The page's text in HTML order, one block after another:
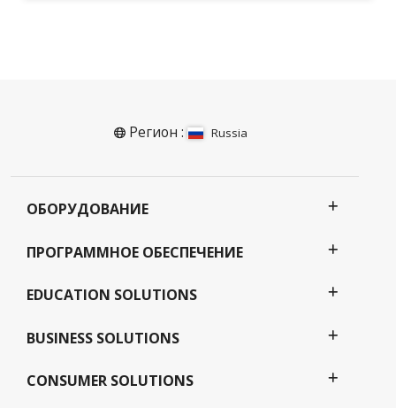
Регион : Russia
ОБОРУДОВАНИЕ
ПРОГРАММНОЕ ОБЕСПЕЧЕНИЕ
EDUCATION SOLUTIONS
BUSINESS SOLUTIONS
CONSUMER SOLUTIONS